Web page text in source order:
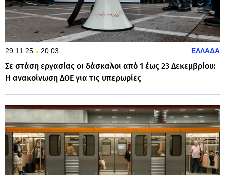
29.11.25 20:03 ΕΛΛΑΔΑ
Σε στάση εργασίας οι δάσκαλοι από 1 έως 23 Δεκεμβρίου:
Η ανακοίνωση ΔΟΕ για τις υπερωρίες